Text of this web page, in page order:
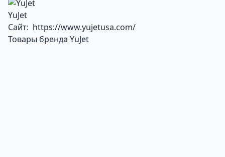
YuJet
Сайт: https://www.yujetusa.com/
Товары бренда YuJet